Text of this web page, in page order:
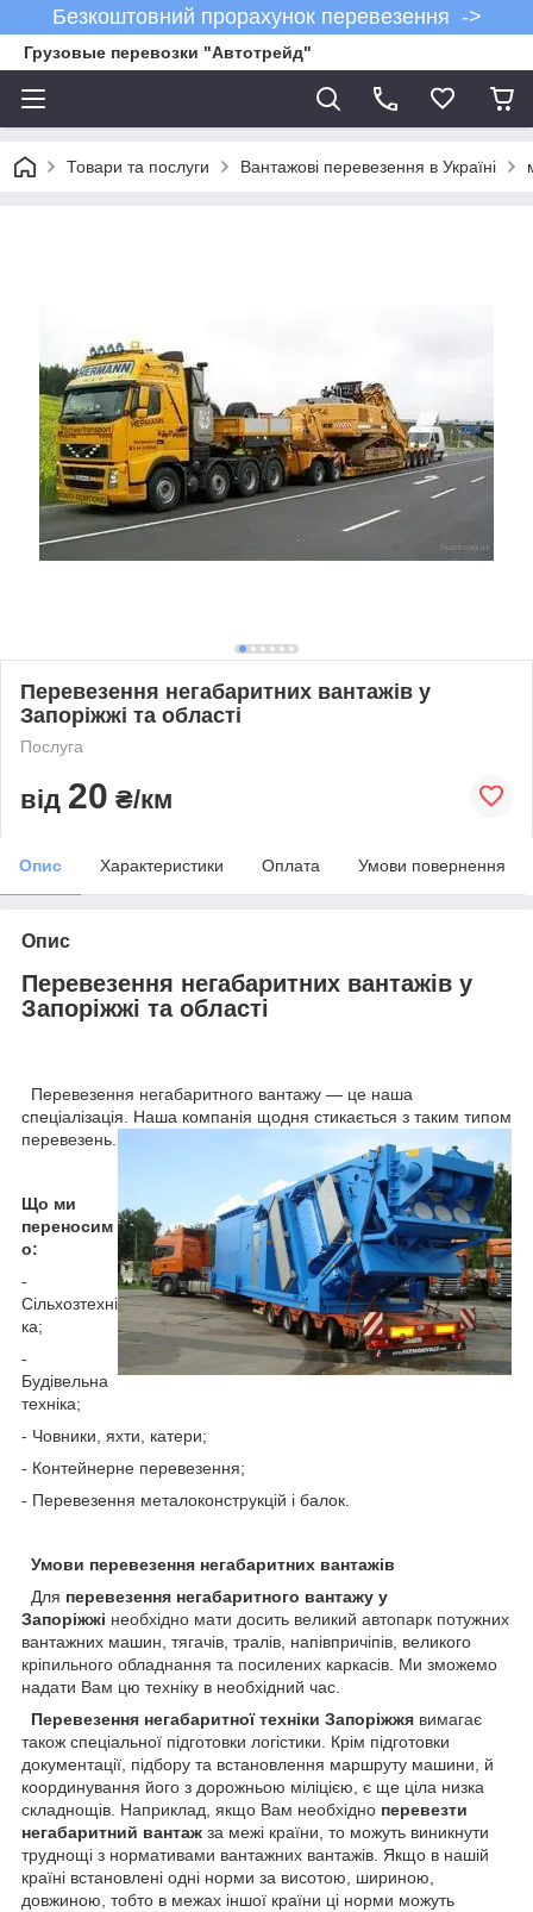
Безкоштовний прорахунок перевезення ->
Грузовые перевозки "Автотрейд"
Товари та послуги Вантажові перевезення в Україні
Перевезення негабаритних вантажів у
Запоріжжі та області
Послуга
від 20 ₴/км
Опис Характеристики Оплата Умови повернення
Опис
Перевезення негабаритних вантажів у
Запоріжжі та області
Перевезення негабаритного вантажу — це наша
спеціалізація. Наша компанія щодня стикається з таким типом
перевезень.
Що ми
переносим
о:
-
Сільхозтехні
ка;
-
Будівельна
техніка;
- Човники, яхти, катери;
- Контейнерне перевезення;
- Перевезення металоконструкцій і балок.
Умови перевезення негабаритних вантажів
Для перевезення негабаритного вантажу у
Запоріжжі необхідно мати досить великий автопарк потужних
вантажних машин, тягачів, тралів, напівпричіпів, великого
кріпильного обладнання та посилених каркасів. Ми зможемо
надати Вам цю техніку в необхідний час.
Перевезення негабаритної техніки Запоріжжя вимагає
також спеціальної підготовки логістики. Крім підготовки
документації, підбору та встановлення маршруту машини, й
координування його з дорожньою міліцією, є ще ціла низка
складнощів. Наприклад, якщо Вам необхідно перевезти
негабаритний вантаж за межі країни, то можуть виникнути
труднощі з нормативами вантажних вантажів. Якщо в нашій
країні встановлені одні норми за висотою, шириною,
довжиною, тобто в межах іншої країни ці норми можуть